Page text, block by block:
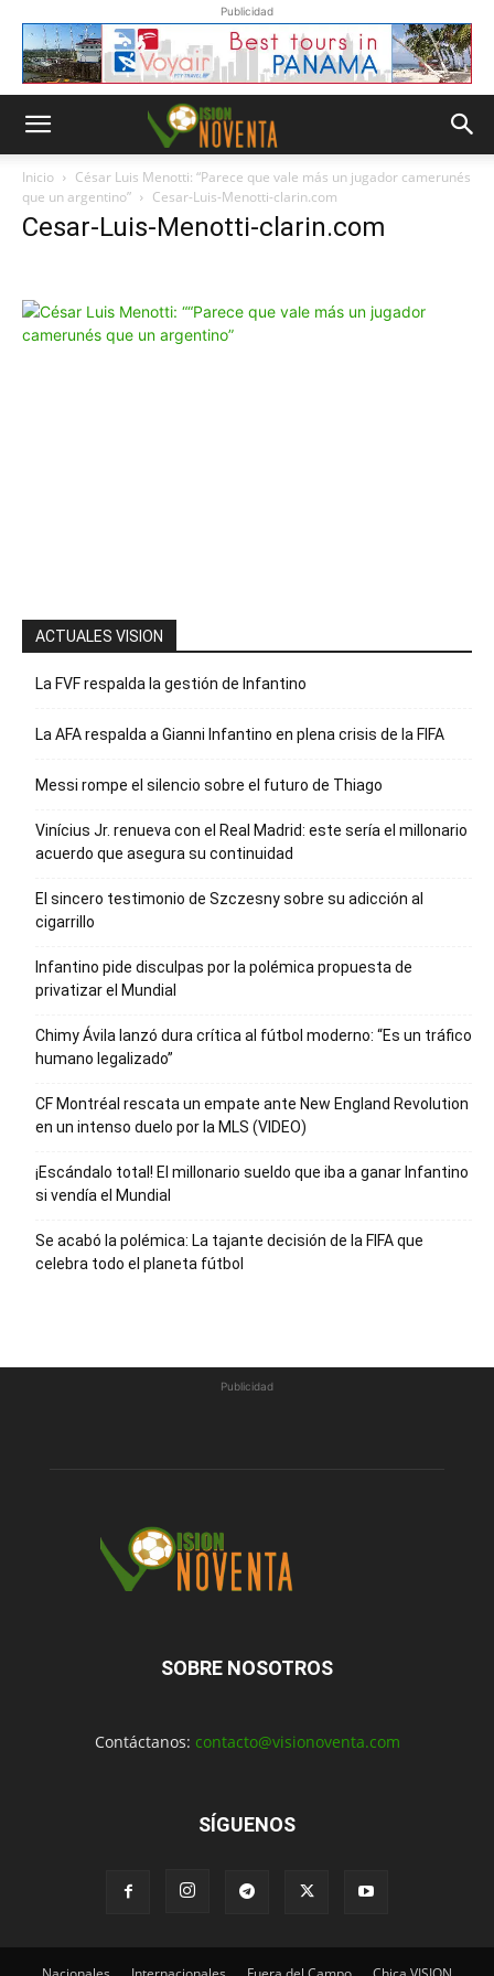
Publicidad
Inicio
César Luis Menotti: “Parece que vale más un jugador camerunés
que un argentino”
Cesar-Luis-Menotti-clarin.com
Cesar-Luis-Menotti-clarin.com
Whatsapp
ACTUALES VISION
La FVF respalda la gestión de Infantino
La AFA respalda a Gianni Infantino en plena crisis de la FIFA
Messi rompe el silencio sobre el futuro de Thiago
Vinícius Jr. renueva con el Real Madrid: este sería el millonario
acuerdo que asegura su continuidad
El sincero testimonio de Szczesny sobre su adicción al
cigarrillo
Infantino pide disculpas por la polémica propuesta de
privatizar el Mundial
Chimy Ávila lanzó dura crítica al fútbol moderno: “Es un tráfico
humano legalizado”
CF Montréal rescata un empate ante New England Revolution
en un intenso duelo por la MLS (VIDEO)
¡Escándalo total! El millonario sueldo que iba a ganar Infantino
si vendía el Mundial
Se acabó la polémica: La tajante decisión de la FIFA que
celebra todo el planeta fútbol
Publicidad
SOBRE NOSOTROS
Contáctanos: contacto@visionoventa.com
SÍGUENOS